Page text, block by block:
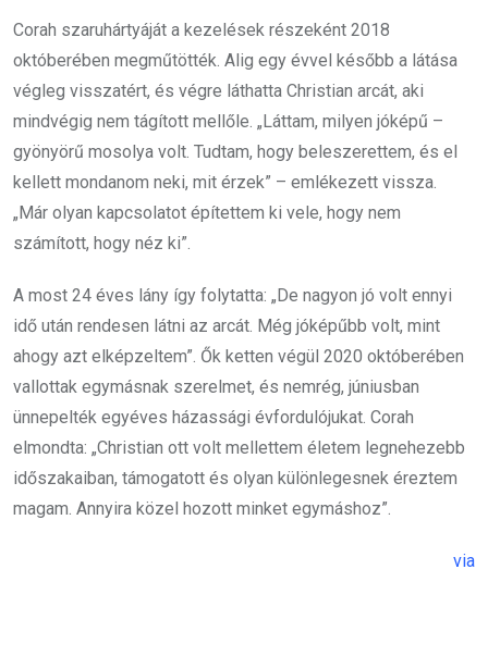
Corah szaruhártyáját a kezelések részeként 2018
októberében megműtötték. Alig egy évvel később a látása
végleg visszatért, és végre láthatta Christian arcát, aki
mindvégig nem tágított mellőle. „Láttam, milyen jóképű –
gyönyörű mosolya volt. Tudtam, hogy beleszerettem, és el
kellett mondanom neki, mit érzek” – emlékezett vissza.
„Már olyan kapcsolatot építettem ki vele, hogy nem
számított, hogy néz ki”.
A most 24 éves lány így folytatta: „De nagyon jó volt ennyi
idő után rendesen látni az arcát. Még jóképűbb volt, mint
ahogy azt elképzeltem”. Ők ketten végül 2020 októberében
vallottak egymásnak szerelmet, és nemrég, júniusban
ünnepelték egyéves házassági évfordulójukat. Corah
elmondta: „Christian ott volt mellettem életem legnehezebb
időszakaiban, támogatott és olyan különlegesnek éreztem
magam. Annyira közel hozott minket egymáshoz”.
via